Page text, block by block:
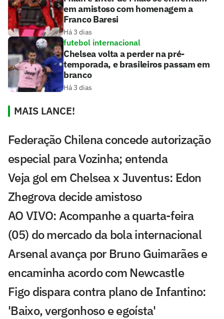
em amistoso com homenagem a
Franco Baresi
Há 3 dias
futebol internacional
Chelsea volta a perder na pré-
temporada, e brasileiros passam em
branco
Há 3 dias
MAIS LANCE!
Federação Chilena concede autorização
especial para Vozinha; entenda
Veja gol em Chelsea x Juventus: Edon
Zhegrova decide amistoso
AO VIVO: Acompanhe a quarta-feira
(05) do mercado da bola internacional
Arsenal avança por Bruno Guimarães e
encaminha acordo com Newcastle
Figo dispara contra plano de Infantino:
'Baixo, vergonhoso e egoísta'